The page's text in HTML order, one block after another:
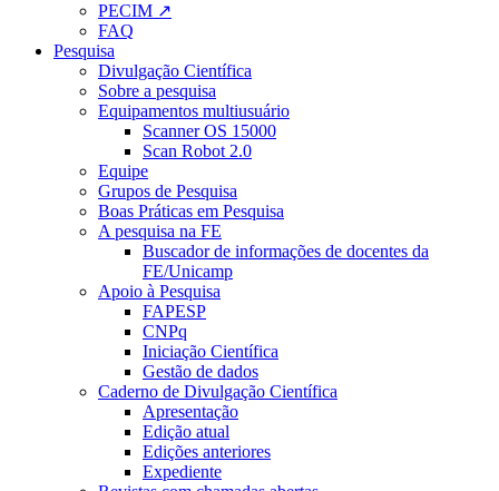
PECIM ↗
FAQ
Pesquisa
Divulgação Científica
Sobre a pesquisa
Equipamentos multiusuário
Scanner OS 15000
Scan Robot 2.0
Equipe
Grupos de Pesquisa
Boas Práticas em Pesquisa
A pesquisa na FE
Buscador de informações de docentes da
FE/Unicamp
Apoio à Pesquisa
FAPESP
CNPq
Iniciação Científica
Gestão de dados
Caderno de Divulgação Científica
Apresentação
Edição atual
Edições anteriores
Expediente